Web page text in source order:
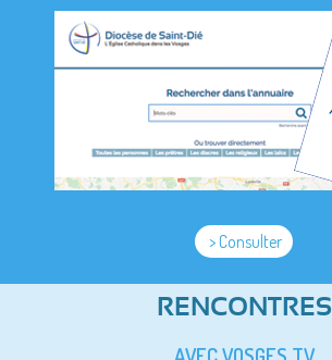
> Consulter
RENCONTRES